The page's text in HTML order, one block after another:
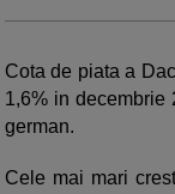
Cota de piata a
1,6% in decembrie
german.
Cele mai mari